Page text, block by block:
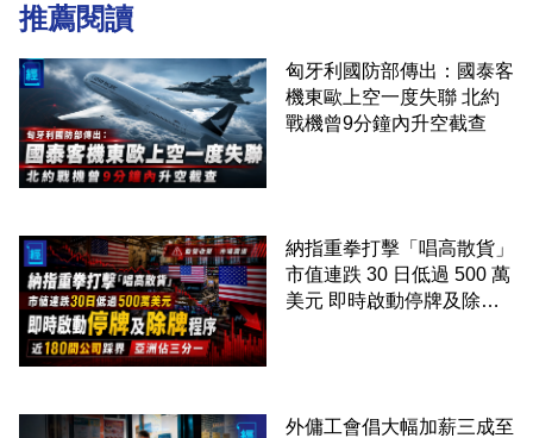
推薦閱讀
匈牙利國防部傳出：國泰客
機東歐上空一度失聯 北約
戰機曾9分鐘內升空截查
納指重拳打擊「唱高散貨」
市值連跌 30 日低過 500 萬
美元 即時啟動停牌及除牌
外傭工會倡大幅加薪三成至